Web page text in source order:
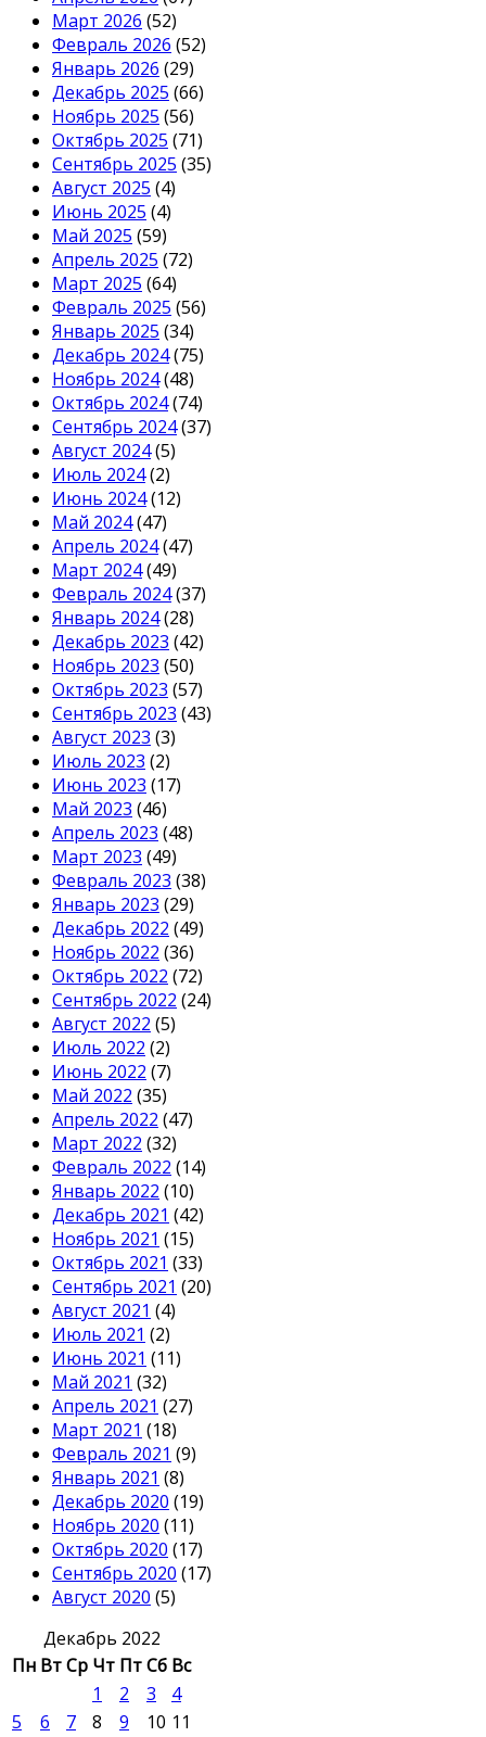
Март 2026 (52)
Февраль 2026 (52)
Январь 2026 (29)
Декабрь 2025 (66)
Ноябрь 2025 (56)
Октябрь 2025 (71)
Сентябрь 2025 (35)
Август 2025 (4)
Июнь 2025 (4)
Май 2025 (59)
Апрель 2025 (72)
Март 2025 (64)
Февраль 2025 (56)
Январь 2025 (34)
Декабрь 2024(75)
Ноябрь 2024(48)
Октябрь 2024(74)
Сентябрь 2024(37)
Август 2024(5)
Июль 2024(2)
Июнь 2024(12)
Май 2024(47)
Апрель 2024(47)
Март 2024(49)
Февраль 2024(37)
Январь 2024(28)
Декабрь 2023 (42)
Ноябрь 2023 (50)
Октябрь 2023 (57)
Сентябрь 2023 (43)
Август 2023 (3)
Июль 2023 (2)
Июнь 2023 (17)
Май 2023 (46)
Апрель 2023 (48)
Март 2023 (49)
Февраль 2023 (38)
Январь 2023 (29)
Декабрь 2022 (49)
Ноябрь 2022 (36)
Октябрь 2022 (72)
Сентябрь 2022 (24)
Август 2022 (5)
Июль 2022 (2)
Июнь 2022 (7)
Май 2022 (35)
Апрель 2022 (47)
Март 2022 (32)
Февраль 2022 (14)
Январь 2022 (10)
Декабрь 2021 (42)
Ноябрь 2021 (15)
Октябрь 2021 (33)
Сентябрь 2021 (20)
Август 2021 (4)
Июль 2021 (2)
Июнь 2021 (11)
Май 2021 (32)
Апрель 2021 (27)
Март 2021 (18)
Февраль 2021 (9)
Январь 2021 (8)
Декабрь 2020 (19)
Ноябрь 2020 (11)
Октябрь 2020 (17)
Сентябрь 2020 (17)
Август 2020 (5)
Декабрь 2022
Пн ВтСр Чт ПтСб Вс
1
2 3
4
5
6 7 8 9 10 11